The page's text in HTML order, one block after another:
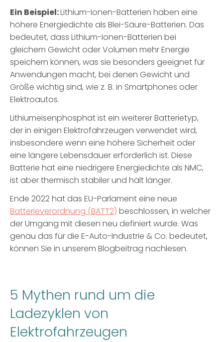
Ein Beispiel:Lithium-Ionen-Batterien haben eine
höhere Energiedichte als Blei-Säure-Batterien. Das
bedeutet, dass Lithium-Ionen-Batterien bei
gleichem Gewicht oder Volumen mehr Energie
speichern können, was sie besonders geeignet für
Anwendungen macht, bei denen Gewicht und
Größe wichtig sind, wie z. B. in Smartphones oder
Elektroautos.
Lithiumeisenphosphat ist ein weiterer Batterietyp,
der in einigen Elektrofahrzeugen verwendet wird,
insbesondere wenn eine höhere Sicherheit oder
eine längere Lebensdauer erforderlich ist. Diese
Batterie hat eine niedrigere Energiedichte als NMC,
ist aber thermisch stabiler und hält länger.
Ende 2022 hat das EU-Parlament eine neue
Batterieverordnung (BATT2) beschlossen, in welcher
der Umgang mit diesen neu definiert wurde. Was
genau das für die E-Auto-Industrie & Co. bedeutet,
können Sie in unserem Blogbeitrag nachlesen.
5 Mythen rund um die
Ladezyklen von
Elektrofahrzeugen